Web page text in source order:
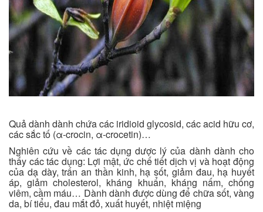
Quả dành dành chứa các iridioid glycosid, các acid hữu cơ,
các sắc tố (α-crocin, α-crocetin)…
Nghiên cứu về các tác dụng dược lý của dành dành cho
thấy các tác dụng: Lợi mật, ức chế tiết dịch vị và hoạt động
của dạ dày, trấn an thần kinh, hạ sốt, giảm đau, hạ huyết
áp, giảm cholesterol, kháng khuẩn, kháng nấm, chống
viêm, cầm máu… Dành dành được dùng để chữa sốt, vàng
da, bí tiểu, đau mắt đỏ, xuất huyết, nhiệt miệng